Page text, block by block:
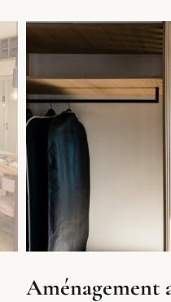
Rénovation